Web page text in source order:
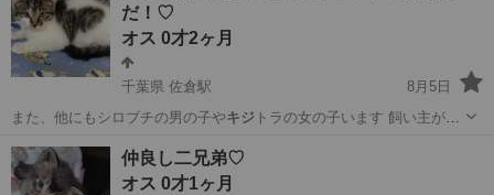
だ！♡
オス 0才2ヶ月
千葉県 佐倉駅
8月5日
また、他にもシロブチの男の子やキジトラの女の子います 飼い主がい
千葉 佐倉市 佐倉駅 猫
仲良し二兄弟♡
オス 0才1ヶ月